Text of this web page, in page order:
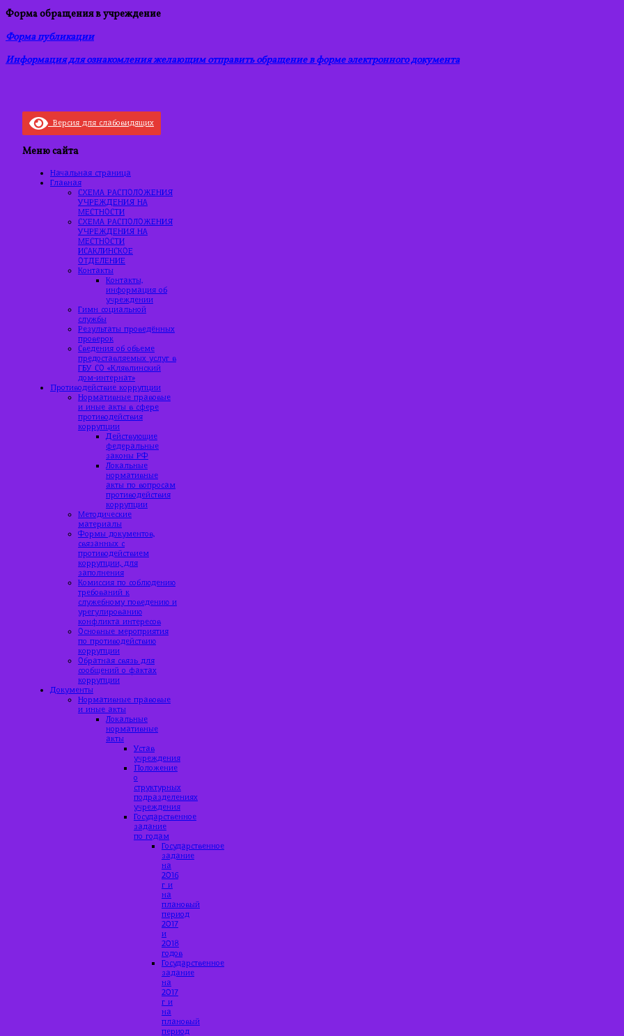
Форма обращения в учреждение
Форма публикации
Информация для ознакомления желающим отправить обращение в форме электронного документа
Версия для слабовидящих
Меню сайта
Начальная страница
Главная
СХЕМА РАСПОЛОЖЕНИЯ
УЧРЕЖДЕНИЯ НА
МЕСТНОСТИ
СХЕМА РАСПОЛОЖЕНИЯ
УЧРЕЖДЕНИЯ НА
МЕСТНОСТИ
ИСАКЛИНСКОЕ
ОТДЕЛЕНИЕ
Контакты
Контакты,
информация об
учреждении
Гимн социальной
службы
Результаты проведённых
проверок
Сведения об объеме
предоставляемых услуг в
ГБУ СО «Клявлинский
дом-интернат»
Противодействие коррупции
Нормативные правовые
и иные акты в сфере
противодействия
коррупции
Действующие
федеральные
законы РФ
Локальные
нормативные
акты по вопросам
противодействия
коррупции
Методические
материалы
Формы документов,
связанных с
противодействием
коррупции, для
заполнения
Комиссия по соблюдению
требований к
служебному поведению и
урегулированию
конфликта интересов
Основные мероприятия
по противодействию
коррупции
Обратная связь для
сообщений о фактах
коррупции
Документы
Нормативные правовые
и иные акты
Локальные
нормативные
акты
Устав
учреждения
Положение
о
структурных
подразделениях
учреждения
Государственное
задание
по годам
Государственное
задание
на
2016
г и
на
плановый
период
2017
и
2018
годов
Государственное
задание
на
2017
г и
на
плановый
период